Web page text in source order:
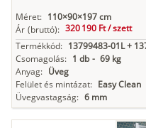
Méret: 110×90×197 cm
Ár (bruttó): 320 190 Ft /szett
Termékkód: 13799483-01L +
Csomagolás: 1 db - 69 kg
Anyag: Üveg
Felület és mintázat: Easy Clean
Üvegvastagság: 6 mm